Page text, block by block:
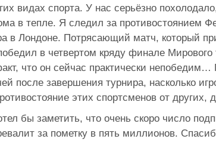
видах спорта. У нас серьёзно
в тепле. Я следил за противостоянием
в Лондоне. Потрясающий матч, который
в четвертом кряду финале Мирового
что он сейчас практически
после завершения турнира, насколько
этих спортсменов от других,
бы заметить, что очень скоро число
за пометку в пять миллионов.